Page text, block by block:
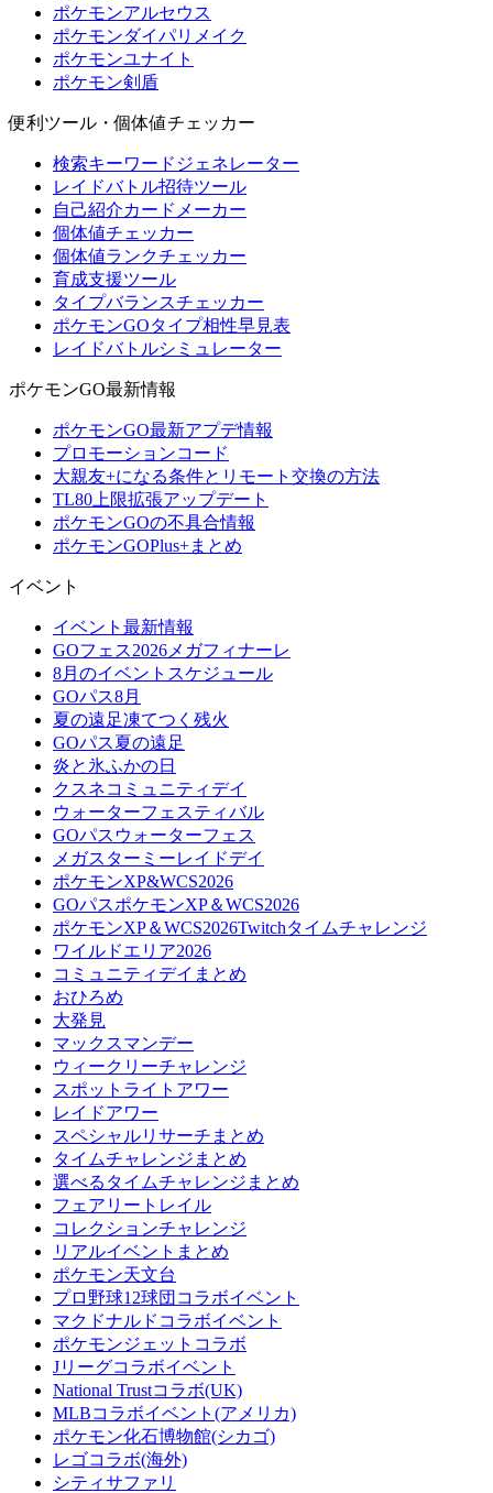
ポケモンアルセウス
ポケモンダイパリメイク
ポケモンユナイト
ポケモン剣盾
便利ツール・個体値チェッカー
検索キーワードジェネレーター
レイドバトル招待ツール
自己紹介カードメーカー
個体値チェッカー
個体値ランクチェッカー
育成支援ツール
タイプバランスチェッカー
ポケモンGOタイプ相性早見表
レイドバトルシミュレーター
ポケモンGO最新情報
ポケモンGO最新アプデ情報
プロモーションコード
大親友+になる条件とリモート交換の方法
TL80上限拡張アップデート
ポケモンGOの不具合情報
ポケモンGOPlus+まとめ
イベント
イベント最新情報
GOフェス2026メガフィナーレ
8月のイベントスケジュール
GOパス8月
夏の遠足凍てつく残火
GOパス夏の遠足
炎と氷ふかの日
クスネコミュニティデイ
ウォーターフェスティバル
GOパスウォーターフェス
メガスターミーレイドデイ
ポケモンXP&WCS2026
GOパスポケモンXP＆WCS2026
ポケモンXP＆WCS2026Twitchタイムチャレンジ
ワイルドエリア2026
コミュニティデイまとめ
おひろめ
大発見
マックスマンデー
ウィークリーチャレンジ
スポットライトアワー
レイドアワー
スペシャルリサーチまとめ
タイムチャレンジまとめ
選べるタイムチャレンジまとめ
フェアリートレイル
コレクションチャレンジ
リアルイベントまとめ
ポケモン天文台
プロ野球12球団コラボイベント
マクドナルドコラボイベント
ポケモンジェットコラボ
Jリーグコラボイベント
National Trustコラボ(UK)
MLBコラボイベント(アメリカ)
ポケモン化石博物館(シカゴ)
レゴコラボ(海外)
シティサファリ